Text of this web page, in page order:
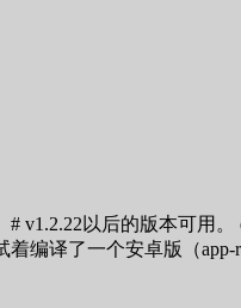
以后的版本可用。
着编译了一个安卓版（